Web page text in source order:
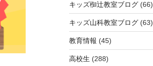
キッズ椥辻教室ブログ(66)
キッズ山科教室ブログ(63)
教育情報 (45)
高校生 (288)